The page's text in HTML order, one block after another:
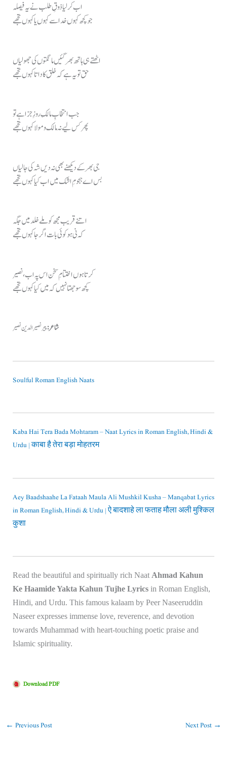
اب کر لیا ذوقِ طلب نے یہ فیصلہ
جو کچھ کہوں خدا سے کہوں یا کہوں تجھے
اٹھتے ہی ہاتھ بھر گئیں مانگتوں کی جھولیاں
حق تو یہ ہے کہ خلق کا داتا کہوں تجھے
جب انتخابِ مالکِ روزِ جزا ہے تو
پھر کس لیے نہ مالک و مولا کہوں تجھے
جی بھر کے دیکھنے بھی نہ دیں شہ کی جالیاں
بس اے ہجومِ اشک میں اب کیا کہوں تجھے
اتنے قریب مجھ کو ملے خلد میں جگہ
کہ نی ہو کوئی بات اگر جا کہوں تجھے
کرتا ہوں اختتامِ سخن اس پہ اب، نصیر
کچھ سوجھتا نہیں کہ میں کیا کہوں تجھے
شاعر:پیر نصیرالدین نصیر
Soulful Roman English Naats
Kaba Hai Tera Bada Mohtaram – Naat Lyrics in Roman English, Hindi &
Urdu | काबा है तेरा बड़ा मोहतरम
Aey Baadshaahe La Fataah Maula Ali Mushkil Kusha – Manqabat Lyrics
in Roman English, Hindi & Urdu | ऐ बादशाहे ला फताह मौला अली मुश्किल
कुशा
Read the beautiful and spiritually rich Naat Ahmad Kahun
Ke Haamide Yakta Kahun Tujhe Lyricsin Roman English,
Hindi, and Urdu. This famous kalaam by Peer Naseeruddin
Naseerexpresses immense love, reverence, and devotion
towards Muhammad with heart-touching poetic praise and
Islamic spirituality.
Download PDF
← Previous Post Next Post →